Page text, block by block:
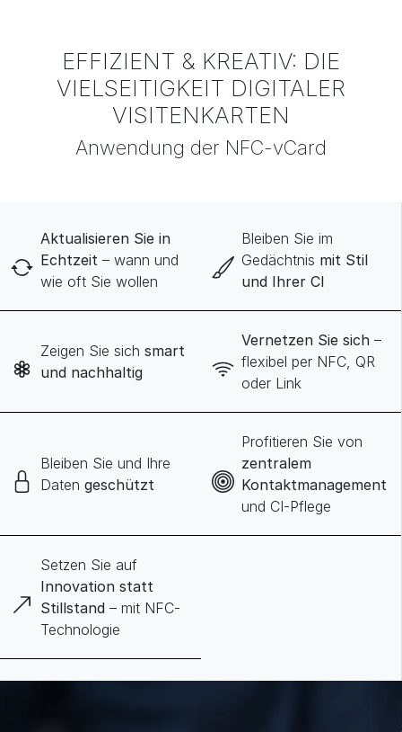
EFFIZIENT & KREATIV: DIE
VIELSEITIGKEIT DIGITALER
VISITENKARTEN
Anwendung der NFC-vCard
Aktualisieren Sie in
Echtzeit – wann und
wie oft Sie wollen
Bleiben Sie im
Gedächtnis mit Stil
und Ihrer CI
Zeigen Sie sich smart
und nachhaltig
Vernetzen Sie sich–
flexibel per NFC, QR
oder Link
Bleiben Sie und Ihre
Daten geschützt
Profitieren Sie von
zentralem
Kontaktmanagement
und CI-Pflege
Setzen Sie auf
Innovation statt
Stillstand – mit NFC-
Technologie